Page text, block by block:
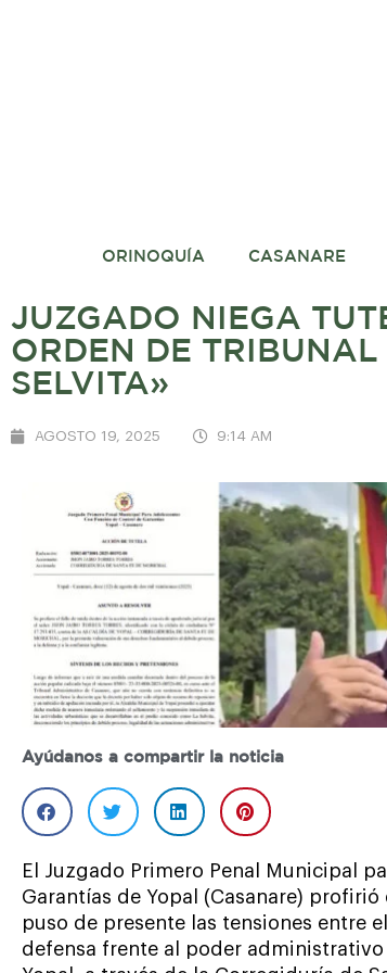
ORINOQUÍA CASANARE
JUZGADO NIEGA
ORDEN DE
SELVITA»
AGOSTO 19, 2025 9:14 AM
Ayúdanos a compartir la noticia
El Juzgado Primero Penal Municipal
Garantías de Yopal (Casanare)
puso de presente las tensiones entre
defensa frente al poder